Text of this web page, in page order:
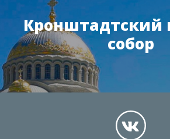
Кронштадтский
собор